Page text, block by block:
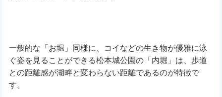
一般的な「お堀」同様に、コイなどの生き物が優雅に泳
ぐ姿を見ることができる松本城公園の「内堀」は、歩道
との距離感が湖畔と変わらない距離であるのが特徴で
す。